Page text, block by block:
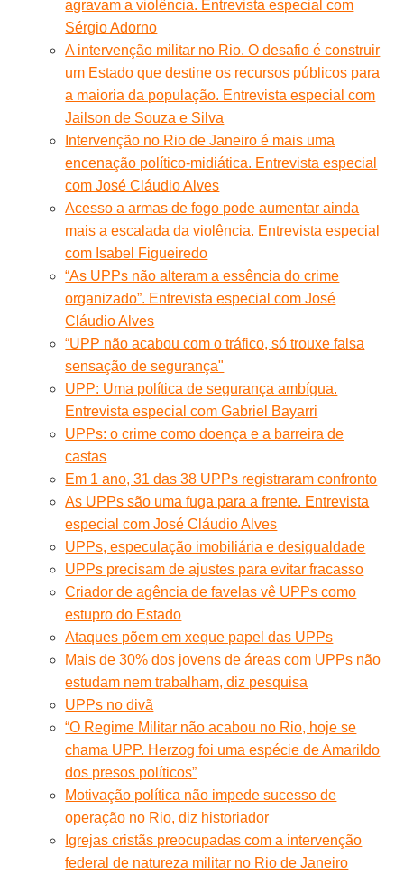
agravam a violência. Entrevista especial com
Sérgio Adorno
A intervenção militar no Rio. O desafio é construir
um Estado que destine os recursos públicos para
a maioria da população. Entrevista especial com
Jailson de Souza e Silva
Intervenção no Rio de Janeiro é mais uma
encenação político-midiática. Entrevista especial
com José Cláudio Alves
Acesso a armas de fogo pode aumentar ainda
mais a escalada da violência. Entrevista especial
com Isabel Figueiredo
“As UPPs não alteram a essência do crime
organizado”. Entrevista especial com José
Cláudio Alves
“UPP não acabou com o tráfico, só trouxe falsa
sensação de segurança"
UPP: Uma política de segurança ambígua.
Entrevista especial com Gabriel Bayarri
UPPs: o crime como doença e a barreira de
castas
Em 1 ano, 31 das 38 UPPs registraram confronto
As UPPs são uma fuga para a frente. Entrevista
especial com José Cláudio Alves
UPPs, especulação imobiliária e desigualdade
UPPs precisam de ajustes para evitar fracasso
Criador de agência de favelas vê UPPs como
estupro do Estado
Ataques põem em xeque papel das UPPs
Mais de 30% dos jovens de áreas com UPPs não
estudam nem trabalham, diz pesquisa
UPPs no divã
“O Regime Militar não acabou no Rio, hoje se
chama UPP. Herzog foi uma espécie de Amarildo
dos presos políticos”
Motivação política não impede sucesso de
operação no Rio, diz historiador
Igrejas cristãs preocupadas com a intervenção
federal de natureza militar no Rio de Janeiro